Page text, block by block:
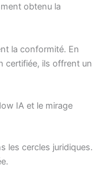
obtenu la
la conformité. En
certifiée, ils offrent un
IA et le mirage
les cercles juridiques.